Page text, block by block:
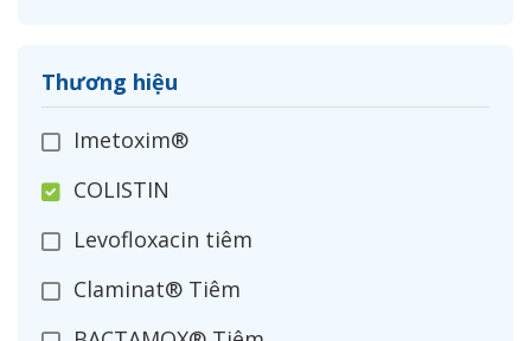
Thương hiệu
Imetoxim®
COLISTIN
Levofloxacin tiêm
Claminat® Tiêm